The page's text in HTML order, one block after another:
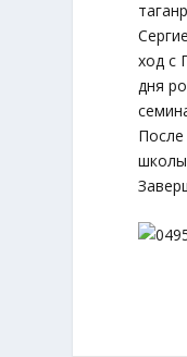
ход с
дня